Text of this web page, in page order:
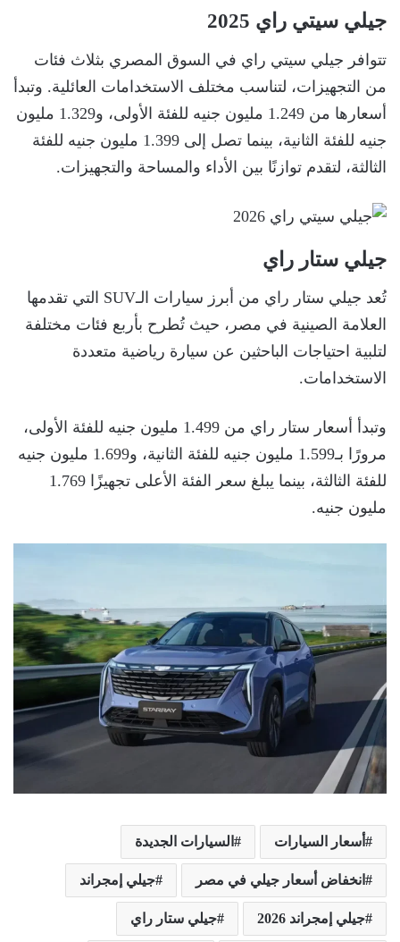
جيلي سيتي راي 2025
تتوافر جيلي سيتي راي في السوق المصري بثلاث فئات
من التجهيزات، لتناسب مختلف الاستخدامات العائلية. وتبدأ
أسعارها من 1.249 مليون جنيه للفئة الأولى، و1.329 مليون
جنيه للفئة الثانية، بينما تصل إلى 1.399 مليون جنيه للفئة
الثالثة، لتقدم توازنًا بين الأداء والمساحة والتجهيزات.
جيلي ستار راي
تُعد جيلي ستار راي من أبرز سيارات الـSUV التي تقدمها
العلامة الصينية في مصر، حيث تُطرح بأربع فئات مختلفة
لتلبية احتياجات الباحثين عن سيارة رياضية متعددة
الاستخدامات.
وتبدأ أسعار ستار راي من 1.499 مليون جنيه للفئة الأولى،
مرورًا بـ1.599 مليون جنيه للفئة الثانية، و1.699 مليون جنيه
للفئة الثالثة، بينما يبلغ سعر الفئة الأعلى تجهيزًا 1.769
مليون جنيه.
أسعار السيارات السيارات الجديدة
انخفاض أسعار جيلي في مصر جيلي إمجراند
جيلي إمجراند 2026 جيلي ستار راي